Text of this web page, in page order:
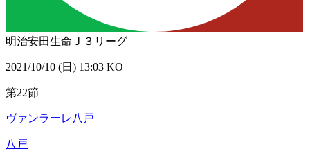
明治安田生命Ｊ３リーグ
2021/10/10 (日) 13:03 KO
第22節
ヴァンラーレ八戸
八戸